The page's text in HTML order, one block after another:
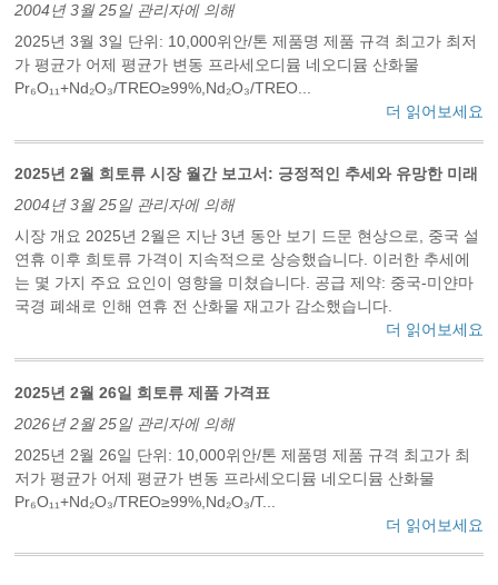
2004년 3월 25일 관리자에 의해
2025년 3월 3일 단위: 10,000위안/톤 제품명 제품 규격 최고가 최저
가 평균가 어제 평균가 변동 프라세오디뮴 네오디뮴 산화물
Pr₆O₁₁+Nd₂O₃/TREO≥99%,Nd₂O₃/TREO...
더 읽어보세요
2025년 2월 희토류 시장 월간 보고서: 긍정적인 추세와 유망한 미래
2004년 3월 25일 관리자에 의해
시장 개요 2025년 2월은 지난 3년 동안 보기 드문 현상으로, 중국 설
연휴 이후 희토류 가격이 지속적으로 상승했습니다. 이러한 추세에
는 몇 가지 주요 요인이 영향을 미쳤습니다. 공급 제약: 중국-미얀마
국경 폐쇄로 인해 연휴 전 산화물 재고가 감소했습니다.
더 읽어보세요
2025년 2월 26일 희토류 제품 가격표
2026년 2월 25일 관리자에 의해
2025년 2월 26일 단위: 10,000위안/톤 제품명 제품 규격 최고가 최
저가 평균가 어제 평균가 변동 프라세오디뮴 네오디뮴 산화물
Pr₆O₁₁+Nd₂O₃/TREO≥99%,Nd₂O₃/T...
더 읽어보세요